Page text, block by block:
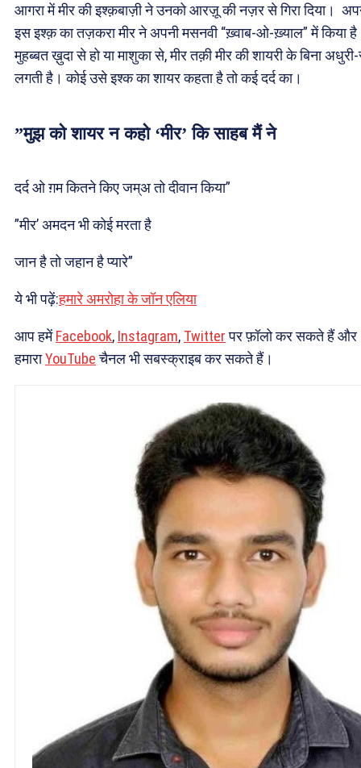
आगरा में मीर की इश्क़बाज़ी ने उनको आरज़ू की नज़र से गिरा दिया।
इस इश्क़ का तज़करा मीर ने अपनी मसनवी “ख़्वाब-ओ-ख़्याल” में किया
मुहब्बत ख़ुदा से हो या माशुका से, मीर तक़ी मीर की शायरी के बिना
लगती है। कोई उसे इश्क का शायर कहता है तो कई दर्द का।
”मुझ को शायर न कहो ‘मीर’ कि साहब मैं ने
दर्द ओ ग़म कितने किए जम्अ तो दीवान किया”
”मीर’ अमदन भी कोई मरता है
जान है तो जहान है प्यारे”
ये भी पढ़ें:हमारे अमरोहा के जॉन एलिया
आप हमेंFacebook, Instagram, Twitterपर फ़ॉलो कर सकते हैं और
हमाराYouTubeचैनल भी सबस्क्राइब कर सकते हैं।